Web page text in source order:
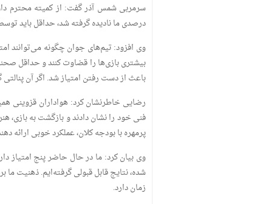
درصدی ما نادیده گرفته شد، حداقل باید
وی افزود: تیم‌های جوان چگونه می‌توانند
بیشتری بازی‌ها را قضاوت کنند و حداقل
باعث از دست رفتن امتیاز شد. اگر آن
رضایی خاطرنشان کرد: هواداران قزوینی
فنی خود را نشان دادند و بازگشت به
پرمهره با بودجه کلان، عملکرد خوبی ارائه
وی بیان کرد: ما در حال حاضر پنج امتیاز
زمان دارد.